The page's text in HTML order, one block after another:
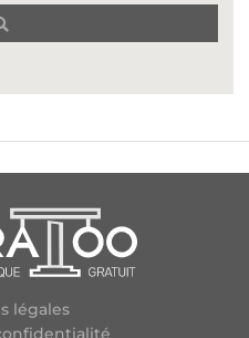
légales